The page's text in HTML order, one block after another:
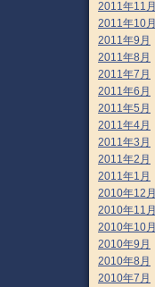
2011年11月
2011年10月
2011年9月
2011年8月
2011年7月
2011年6月
2011年5月
2011年4月
2011年3月
2011年2月
2011年1月
2010年12月
2010年11月
2010年10月
2010年9月
2010年8月
2010年7月